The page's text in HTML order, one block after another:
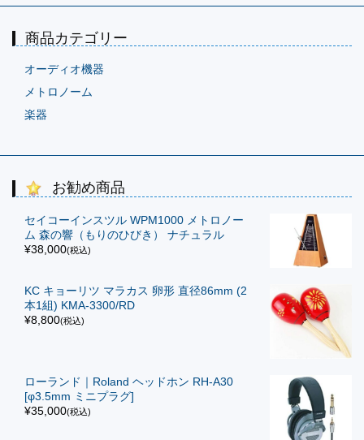
商品カテゴリー
オーディオ機器
メトロノーム
楽器
お勧め商品
セイコーインスツル WPM1000 メトロノー
ム 森の響（もりのひびき） ナチュラル
¥38,000(税込)
KC キョーリツ マラカス 卵形 直径86mm (2
本1組) KMA-3300/RD
¥8,800(税込)
ローランド｜Roland ヘッドホン RH-A30
[φ3.5mm ミニプラグ]
¥35,000(税込)